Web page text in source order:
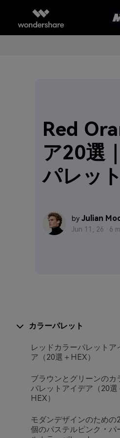
Red
ア20選
パレッ
by Julian
Jun 11, 26 · 6
カラーパレット
レッドカラーパレットア
ア（20選＋HEX）
ブラウンとグリーンのカ
パレットアイデア（20選
HEX）
モダンデザインのための
個のパステルピンク・パ